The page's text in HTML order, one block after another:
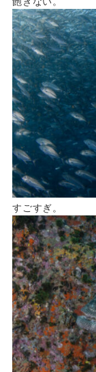
すごすぎ。